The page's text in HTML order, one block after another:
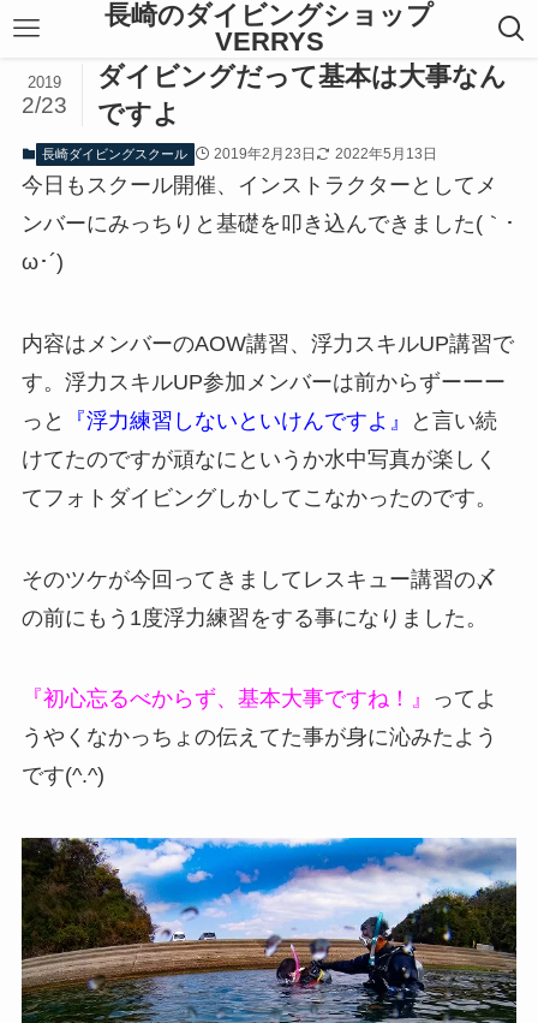
長崎のダイビングショップ
VERRYS
ダイビングだって基本は大事なん
ですよ
2019
2/23
長崎ダイビングスクール 2019年2月23日 2022年5月13日
今日もスクール開催、インストラクターとしてメ
ンバーにみっちりと基礎を叩き込んできました(｀･
ω･´)ゞ
内容はメンバーのAOW講習、浮力スキルUP講習で
す。浮力スキルUP参加メンバーは前からずーーー
っと
『浮力練習しないといけんですよ』
と言い続
けてたのですが頑なにというか水中写真が楽しく
てフォトダイビングしかしてこなかったのです。
そのツケが今回ってきましてレスキュー講習の〆
の前にもう1度浮力練習をする事になりました。
『初心忘るべからず、基本大事ですね！』
ってよ
うやくなかっちょの伝えてた事が身に沁みたよう
です(^.^)